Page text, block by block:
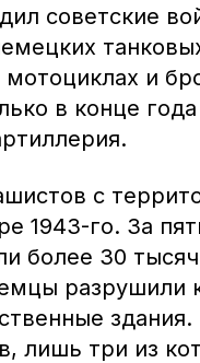
советские
и
в конце
с
1943-го. За
более 30
разрушили
здания.
лишь три из